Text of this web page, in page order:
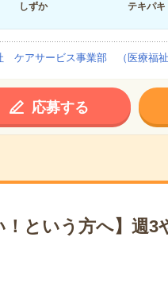
しずか
テキパキ
ケアサービス事業部 （医療福祉
応募する
！という方へ】週3